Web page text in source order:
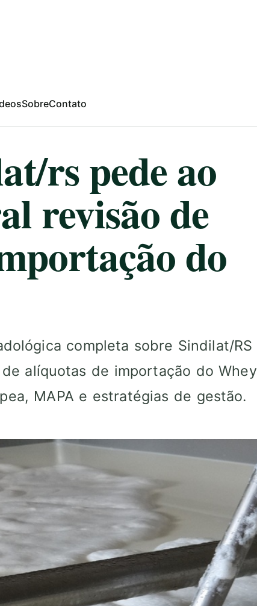
SobreContato
rs pede ao
revisão de
do
completa sobre Sindilat/RS
alíquotas de importação do Whey
MAPA e estratégias de gestão.